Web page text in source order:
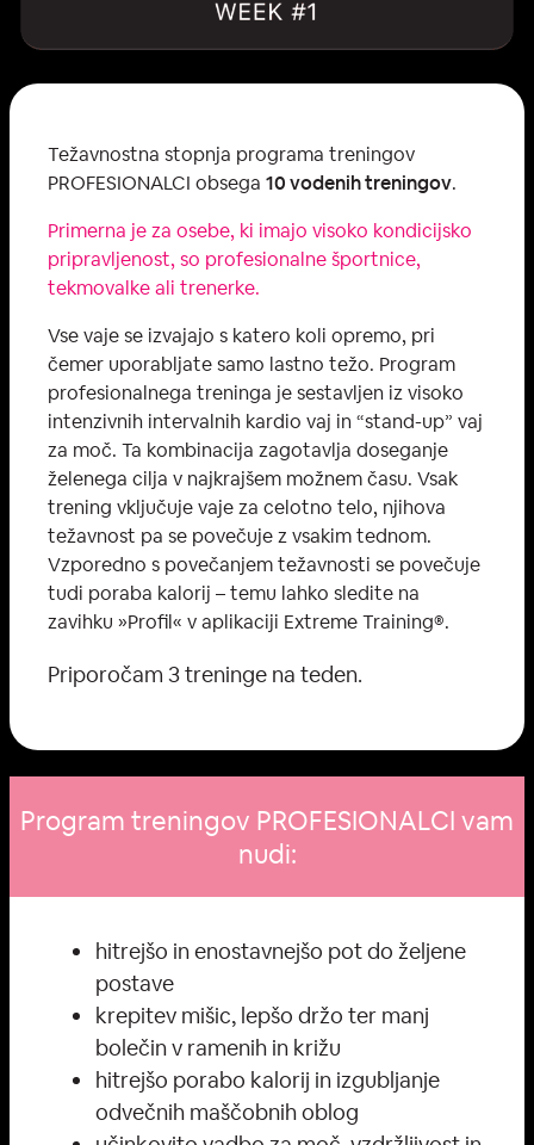
Težavnostna stopnja programa treningov
PROFESIONALCI obsega 10 vodenih treningov.
Primerna je za osebe, ki imajo visoko kondicijsko
pripravljenost, so profesionalne športnice,
tekmovalke ali trenerke.
Vse vaje se izvajajo s katero koli opremo, pri
čemer uporabljate samo lastno težo. Program
profesionalnega treninga je sestavljen iz visoko
intenzivnih intervalnih kardio vaj in “stand-up” vaj
za moč. Ta kombinacija zagotavlja doseganje
želenega cilja v najkrajšem možnem času. Vsak
trening vključuje vaje za celotno telo, njihova
težavnost pa se povečuje z vsakim tednom.
Vzporedno s povečanjem težavnosti se povečuje
tudi poraba kalorij – temu lahko sledite na
zavihku »Profil« v aplikaciji Extreme Training®.
Priporočam 3 treninge na teden.
Program treningov PROFESIONALCI vam
nudi:
hitrejšo in enostavnejšo pot do željene
postave
krepitev mišic, lepšo držo ter manj
bolečin v ramenih in križu
hitrejšo porabo kalorij in izgubljanje
odvečnih maščobnih oblog